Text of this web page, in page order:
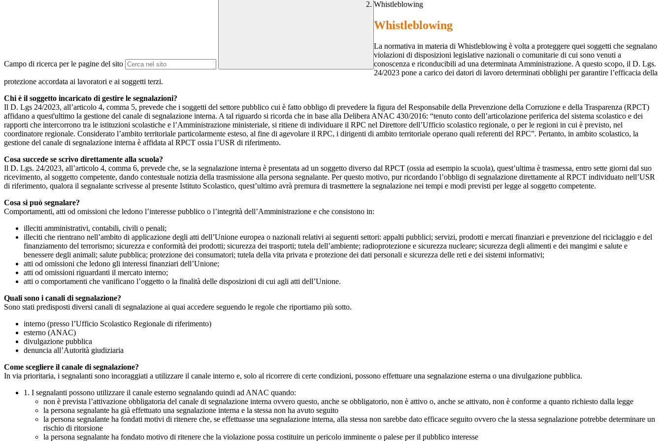
Campo di ricerca per le pagine del sito
Whistleblowing
Whistleblowing
La normativa in materia di Whistleblowing è volta a proteggere quei soggetti che segnalano
violazioni di disposizioni legislative nazionali o comunitarie di cui sono venuti a
conoscenza e riconducibili ad una determinata Amministrazione. A questo scopo, il D. Lgs.
24/2023 pone a carico dei datori di lavoro determinati obblighi per garantire l’efficacia della
protezione accordata ai lavoratori e ai soggetti terzi.
Chi è il soggetto incaricato di gestire le segnalazioni?
Il D. Lgs 24/2023, all’articolo 4, comma 5, prevede che i soggetti del settore pubblico cui è fatto obbligo di prevedere la figura del Responsabile della Prevenzione della Corruzione e della Trasparenza (RPCT)
affidano a quest'ultimo la gestione del canale di segnalazione interna. A tal riguardo si ricorda che in base alla Delibera ANAC 430/2016: “tenuto conto dell’articolazione periferica del sistema scolastico e dei
rapporti che intercorrono tra le istituzioni scolastiche e l’Amministrazione ministeriale, si ritiene di individuare il RPC nel Direttore dell’Ufficio scolastico regionale, o per le regioni in cui è previsto, nel
coordinatore regionale. Considerato l’ambito territoriale particolarmente esteso, al fine di agevolare il RPC, i dirigenti di ambito territoriale operano quali referenti del RPC”. Pertanto, in ambito scolastico, la
gestione del canale di segnalazione interna è affidata al RPCT ossia l’USR di riferimento.
Cosa succede se scrivo direttamente alla scuola?
Il D. Lgs. 24/2023, all’articolo 4, comma 6, prevede che, se la segnalazione interna è presentata ad un soggetto diverso dal RPCT (ossia ad esempio la scuola), quest’ultima è trasmessa, entro sette giorni dal suo
ricevimento, al soggetto competente, dando contestuale notizia della trasmissione alla persona segnalante. Per questo motivo, pur ricordando l’obbligo di segnalazione direttamente al RPCT individuato nell’USR
di riferimento, qualora il segnalante scrivesse al presente Istituto Scolastico, quest’ultimo avrà premura di trasmettere la segnalazione nei tempi e modi previsti per legge al soggetto competente.
Cosa si può segnalare?
Comportamenti, atti od omissioni che ledono l’interesse pubblico o l’integrità dell’Amministrazione e che consistono in:
illeciti amministrativi, contabili, civili o penali;
illeciti che rientrano nell’ambito di applicazione degli atti dell’Unione europea o nazionali relativi ai seguenti settori: appalti pubblici; servizi, prodotti e mercati finanziari e prevenzione del riciclaggio e del
finanziamento del terrorismo; sicurezza e conformità dei prodotti; sicurezza dei trasporti; tutela dell’ambiente; radioprotezione e sicurezza nucleare; sicurezza degli alimenti e dei mangimi e salute e
benessere degli animali; salute pubblica; protezione dei consumatori; tutela della vita privata e protezione dei dati personali e sicurezza delle reti e dei sistemi informativi;
atti od omissioni che ledono gli interessi finanziari dell’Unione;
atti od omissioni riguardanti il mercato interno;
atti o comportamenti che vanificano l’oggetto o la finalità delle disposizioni di cui agli atti dell’Unione.
Quali sono i canali di segnalazione?
Sono stati predisposti diversi canali di segnalazione ai quai accedere seguendo le regole che riportiamo più sotto.
interno (presso l’Ufficio Scolastico Regionale di riferimento)
esterno (ANAC)
divulgazione pubblica
denuncia all’Autorità giudiziaria
Come scegliere il canale di segnalazione?
In via prioritaria, i segnalanti sono incoraggiati a utilizzare il canale interno e, solo al ricorrere di certe condizioni, possono effettuare una segnalazione esterna o una divulgazione pubblica.
1. I segnalanti possono utilizzare il canale esterno segnalando quindi ad ANAC quando:
non è prevista l’attivazione obbligatoria del canale di segnalazione interna ovvero questo, anche se obbligatorio, non è attivo o, anche se attivato, non è conforme a quanto richiesto dalla legge
la persona segnalante ha già effettuato una segnalazione interna e la stessa non ha avuto seguito
la persona segnalante ha fondati motivi di ritenere che, se effettuasse una segnalazione interna, alla stessa non sarebbe dato efficace seguito ovvero che la stessa segnalazione potrebbe determinare un
rischio di ritorsione
la persona segnalante ha fondato motivo di ritenere che la violazione possa costituire un pericolo imminente o palese per il pubblico interesse